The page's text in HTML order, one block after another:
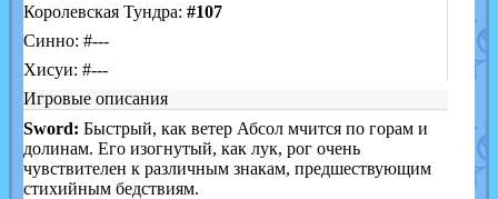
Королевская Тундра: #107
Синно: #---
Хисуи: #---
Игровые описания
Sword: Быстрый, как ветер Абсол мчится по горам и
долинам. Его изогнутый, как лук, рог очень
чувствителен к различным знакам, предшествующим
стихийным бедствиям.